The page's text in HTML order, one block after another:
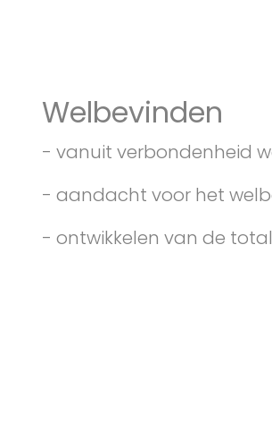
Welbevinden
- vanuit verbondenheid
- aandacht voor het
- ontwikkelen van de